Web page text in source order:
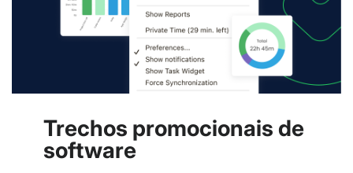
Trechos promocionais de
software